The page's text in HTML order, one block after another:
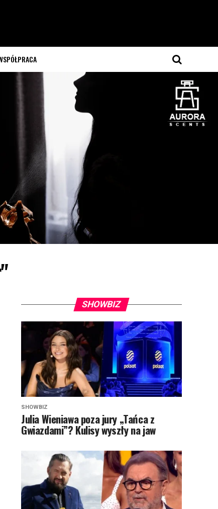
SHOWBIZ
SHOWBIZ
Julia Wieniawa poza jury „Tańca z
Gwiazdami”? Kulisy wyszły na jaw